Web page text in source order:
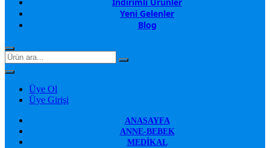
Yeni Gelenler
Blog
Üye Ol
Üye Girişi
ANASAYFA
ANNE-BEBEK
MEDIKAL